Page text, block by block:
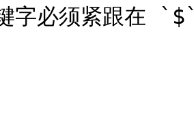
必须紧跟在 `$`